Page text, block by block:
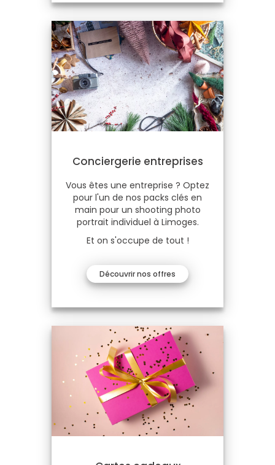
Conciergerie entreprises
Vous êtes une entreprise ? Optez
pour l'un de nos packs clés en
main pour un shooting photo
portrait individuel à Limoges.
Et on s'occupe de tout !
Découvrir nos offres